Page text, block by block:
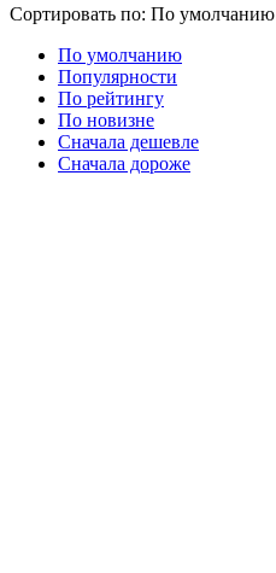
Сортировать по: По умолчанию
По умолчанию
Популярности
По рейтингу
По новизне
Сначала дешевле
Сначала дороже